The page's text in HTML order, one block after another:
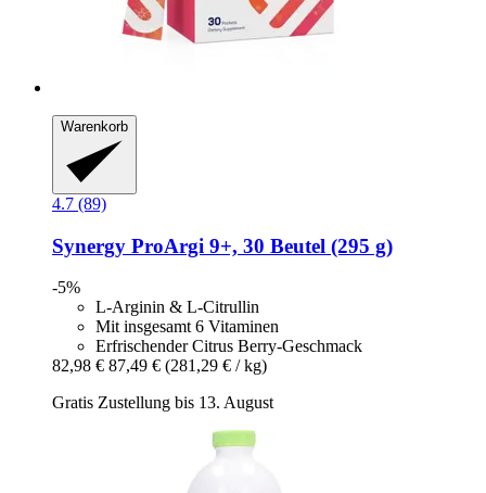
Warenkorb
4.7 (89)
Synergy ProArgi 9+, 30 Beutel (295 g)
-5%
L-Arginin & L-Citrullin
Mit insgesamt 6 Vitaminen
Erfrischender Citrus Berry-Geschmack
82,98 € 87,49 € (281,29 € / kg)
Gratis Zustellung bis 13. August